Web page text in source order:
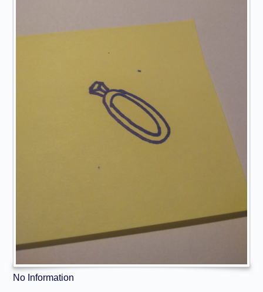
No Information